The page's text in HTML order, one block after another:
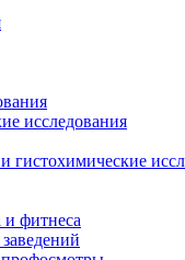
исследования
гистохимические
и фитнеса